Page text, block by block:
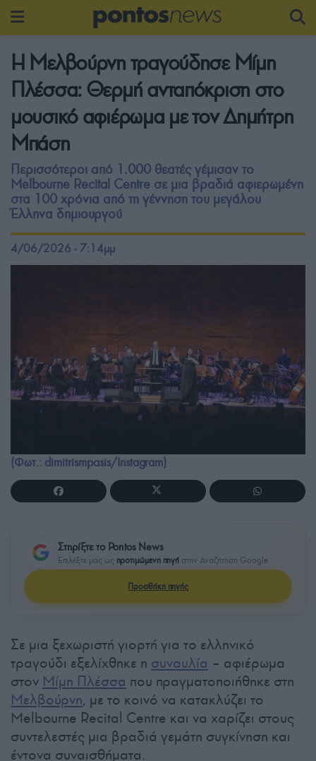
Η Μελβούρνη τραγούδησε Μίμη
Πλέσσα: Θερμή ανταπόκριση στο
μουσικό αφιέρωμα με τον Δημήτρη
Μπάση
Περισσότεροι από 1.000 θεατές γέμισαν το
Melbourne Recital Centre σε μια βραδιά αφιερωμένη
στα 100 χρόνια από τη γέννηση του μεγάλου
Έλληνα δημιουργού
4/06/2026 - 7:14μμ
(Φωτ.: dimitrismpasis/Instagram)
Στηρίξτε το Pontos News
Επιλέξτε μας ως προτιμώμενη πηγή στην Αναζήτηση Google
Προσθήκη πηγής
Σε μια ξεχωριστή γιορτή για το ελληνικό
τραγούδι εξελίχθηκε η συναυλία – αφιέρωμα
στον Μίμη Πλέσσα που πραγματοποιήθηκε στη
Μελβούρνη, με το κοινό να κατακλύζει το
Melbourne Recital Centre και να χαρίζει στους
συντελεστές μια βραδιά γεμάτη συγκίνηση και
έντονα συναισθήματα.